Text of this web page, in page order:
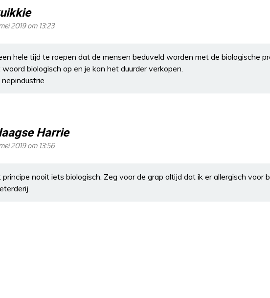
2019 om 13:23
hele tijd te roepen dat de mensen beduveld worden met de biologische
biologisch op en je kan het duurder verkopen.
Harrie
2019 om 13:56
principe nooit iets biologisch. Zeg voor de grap altijd dat ik er allergisch voor